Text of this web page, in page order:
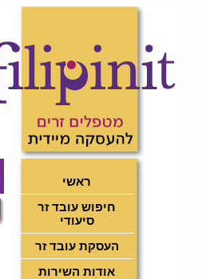
ראשי
חיפוש עובד זר
סיעודי
העסקת עובד זר
אודות השירות